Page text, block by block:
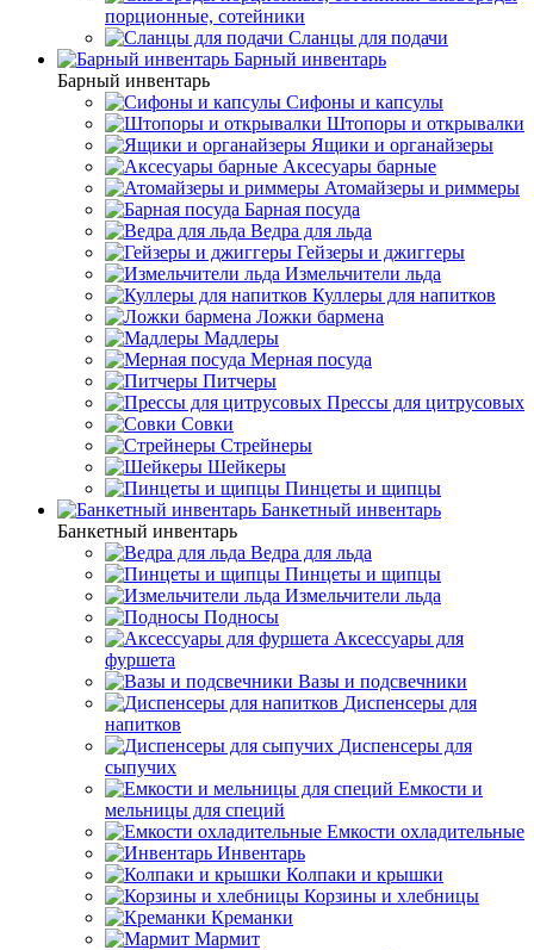
порционные, сотейники
Сланцы для подачи
Барный инвентарь
Барный инвентарь
Сифоны и капсулы
Штопоры и открывалки
Ящики и органайзеры
Аксесуары барные
Атомайзеры и риммеры
Барная посуда
Ведра для льда
Гейзеры и джиггеры
Измельчители льда
Куллеры для напитков
Ложки бармена
Мадлеры
Мерная посуда
Питчеры
Прессы для цитрусовых
Совки
Стрейнеры
Шейкеры
Пинцеты и щипцы
Банкетный инвентарь
Банкетный инвентарь
Ведра для льда
Пинцеты и щипцы
Измельчители льда
Подносы
Аксессуары для
фуршета
Вазы и подсвечники
Диспенсеры для
напитков
Диспенсеры для
сыпучих
Емкости и
мельницы для специй
Емкости охладительные
Инвентарь
Колпаки и крышки
Корзины и хлебницы
Креманки
Мармит